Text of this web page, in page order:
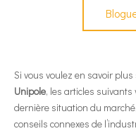
Si vous voulez en savoir plus
Unipole, les articles
dernière situation du
conseils connexes de